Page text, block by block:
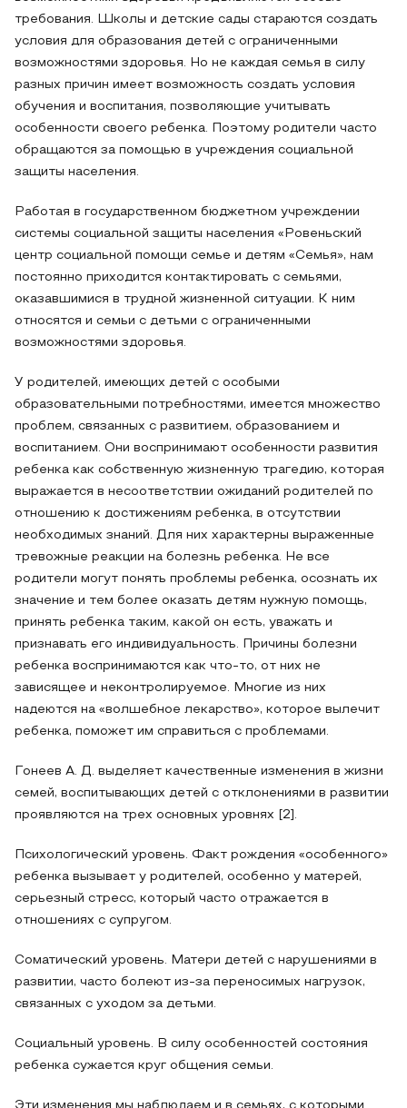
требования. Школы и детские сады стараются создать
условия для образования детей с ограниченными
возможностями здоровья. Но не каждая семья в силу
разных причин имеет возможность создать условия
обучения и воспитания, позволяющие учитывать
особенности своего ребенка. Поэтому родители часто
обращаются за помощью в учреждения социальной
защиты населения.
Работая в государственном бюджетном учреждении
системы социальной защиты населения «Ровеньский
центр социальной помощи семье и детям «Семья», нам
постоянно приходится контактировать с семьями,
оказавшимися в трудной жизненной ситуации. К ним
относятся и семьи с детьми с ограниченными
возможностями здоровья.
У родителей, имеющих детей с особыми
образовательными потребностями, имеется множество
проблем, связанных с развитием, образованием и
воспитанием. Они воспринимают особенности развития
ребенка как собственную жизненную трагедию, которая
выражается в несоответствии ожиданий родителей по
отношению к достижениям ребенка, в отсутствии
необходимых знаний. Для них характерны выраженные
тревожные реакции на болезнь ребенка. Не все
родители могут понять проблемы ребенка, осознать их
значение и тем более оказать детям нужную помощь,
принять ребенка таким, какой он есть, уважать и
признавать его индивидуальность. Причины болезни
ребенка воспринимаются как что-то, от них не
зависящее и неконтролируемое. Многие из них
надеются на «волшебное лекарство», которое вылечит
ребенка, поможет им справиться с проблемами.
Гонеев А. Д. выделяет качественные изменения в жизни
семей, воспитывающих детей с отклонениями в развитии
проявляются на трех основных уровнях [2].
Психологический уровень. Факт рождения «особенного»
ребенка вызывает у родителей, особенно у матерей,
серьезный стресс, который часто отражается в
отношениях с супругом.
Соматический уровень. Матери детей с нарушениями в
развитии, часто болеют из-за переносимых нагрузок,
связанных с уходом за детьми.
Социальный уровень. В силу особенностей состояния
ребенка сужается круг общения семьи.